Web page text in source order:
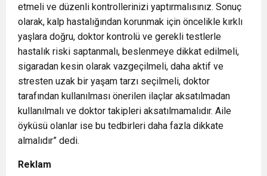
etmeli ve düzenli kontrollerinizi yaptırmalısınız. Sonuç
olarak, kalp hastalığından korunmak için öncelikle kırklı
yaşlara doğru, doktor kontrolü ve gerekli testlerle
hastalık riski saptanmalı, beslenmeye dikkat edilmeli,
sigaradan kesin olarak vazgeçilmeli, daha aktif ve
stresten uzak bir yaşam tarzı seçilmeli, doktor
tarafından kullanılması önerilen ilaçlar aksatılmadan
kullanılmalı ve doktor takipleri aksatılmamalıdır. Aile
öyküsü olanlar ise bu tedbirleri daha fazla dikkate
almalıdır” dedi.
Reklam